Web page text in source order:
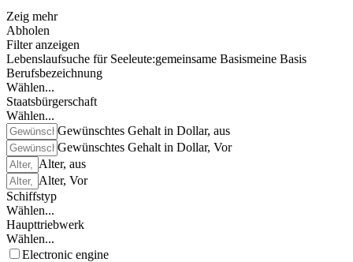
Zeig mehr
Abholen
Filter anzeigen
Lebenslaufsuche für Seeleute:gemeinsame Basismeine Basis
Berufsbezeichnung
Wählen...
Staatsbürgerschaft
Wählen...
Gewünschtes Gehalt in Dollar, aus
Gewünschtes Gehalt in Dollar, Vor
Alter, aus
Alter, Vor
Schiffstyp
Wählen...
Haupttriebwerk
Wählen...
Electronic engine